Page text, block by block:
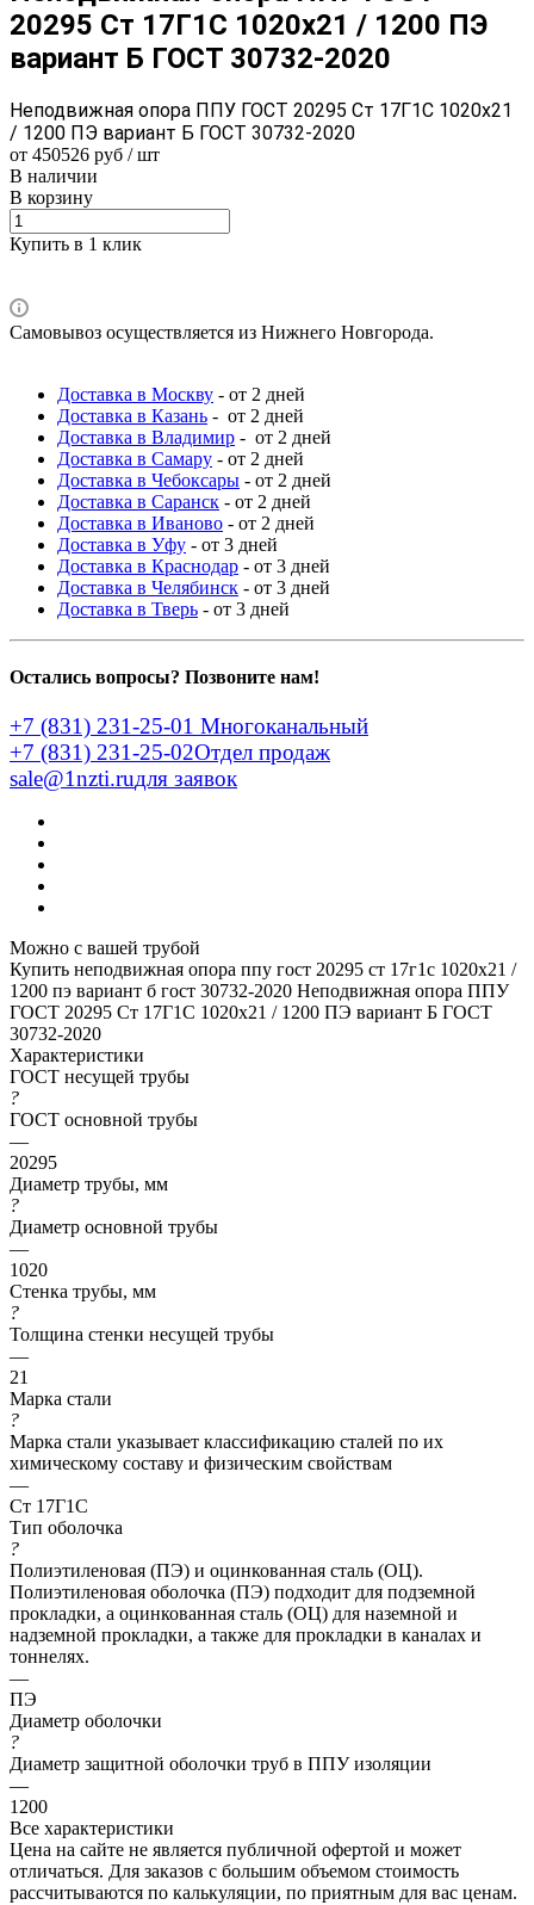
20295 Ст 17Г1С 1020x21 / 1200 ПЭ
вариант Б ГОСТ 30732-2020
Неподвижная опора ППУ ГОСТ 20295 Ст 17Г1С 1020x21
/ 1200 ПЭ вариант Б ГОСТ 30732-2020
от 450526 руб / шт
В наличии
В корзину
Купить в 1 клик
Самовывоз осуществляется из Нижнего Новгорода.
Доставка в Москву - от 2 дней
Доставка в Казань - от 2 дней
Доставка в Владимир - от 2 дней
Доставка в Самару - от 2 дней
Доставка в Чебоксары - от 2 дней
Доставка в Саранск - от 2 дней
Доставка в Иваново - от 2 дней
Доставка в Уфу - от 3 дней
Доставка в Краснодар - от 3 дней
Доставка в Челябинск - от 3 дней
Доставка в Тверь - от 3 дней
Остались вопросы? Позвоните нам!
+7 (831) 231-25-01 Многоканальный
+7 (831) 231-25-02Отдел продаж
sale@1nzti.ruдля заявок
Можно с вашей трубой
Купить неподвижная опора ппу гост 20295 ст 17г1с 1020x21 /
1200 пэ вариант б гост 30732-2020 Неподвижная опора ППУ
ГОСТ 20295 Ст 17Г1С 1020x21 / 1200 ПЭ вариант Б ГОСТ
30732-2020
Характеристики
ГОСТ несущей трубы
?
ГОСТ основной трубы
—
20295
Диаметр трубы, мм
?
Диаметр основной трубы
—
1020
Стенка трубы, мм
?
Толщина стенки несущей трубы
—
21
Марка стали
?
Марка стали указывает классификацию сталей по их
химическому составу и физическим свойствам
—
Ст 17Г1С
Тип оболочка
?
Полиэтиленовая (ПЭ) и оцинкованная сталь (ОЦ).
Полиэтиленовая оболочка (ПЭ) подходит для подземной
прокладки, а оцинкованная сталь (ОЦ) для наземной и
надземной прокладки, а также для прокладки в каналах и
тоннелях.
—
ПЭ
Диаметр оболочки
?
Диаметр защитной оболочки труб в ППУ изоляции
—
1200
Все характеристики
Цена на сайте не является публичной офертой и может
отличаться. Для заказов с большим объемом стоимость
рассчитываются по калькуляции, по приятным для вас ценам.